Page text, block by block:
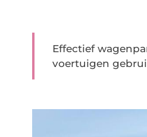
Effectief
voertuigen